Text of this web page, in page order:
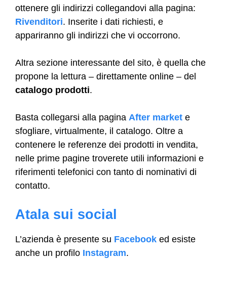
ottenere gli indirizzi collegandovi alla pagina:
Rivenditori. Inserite i dati richiesti, e
appariranno gli indirizzi che vi occorrono.
Altra sezione interessante del sito, è quella che
propone la lettura – direttamente online – del
catalogo prodotti.
Basta collegarsi alla pagina After market e
sfogliare, virtualmente, il catalogo. Oltre a
contenere le referenze dei prodotti in vendita,
nelle prime pagine troverete utili informazioni e
riferimenti telefonici con tanto di nominativi di
contatto.
Atala sui social
L’azienda è presente su Facebook ed esiste
anche un profilo Instagram.